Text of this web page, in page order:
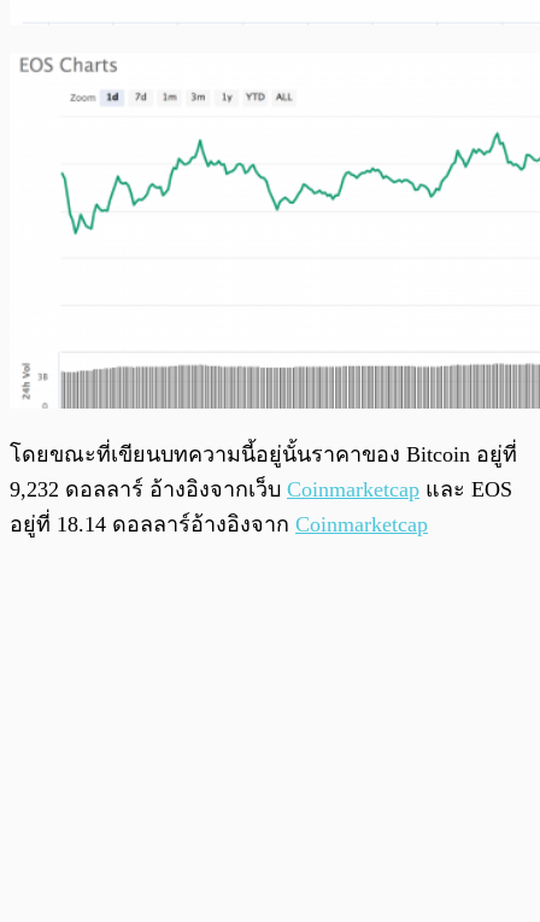
โดยขณะที่เขียนบทความนี้อยู่นั้นราคาของ Bitcoin อยู่ที่
9,232 ดอลลาร์ อ้างอิงจากเว็บ Coinmarketcap และ EOS
อยู่ที่ 18.14 ดอลลาร์อ้างอิงจาก Coinmarketcap